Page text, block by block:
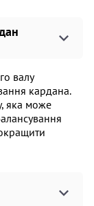
валу
кардана.
яка може